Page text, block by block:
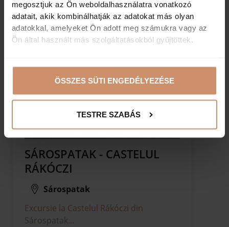
megosztjuk az Ön weboldalhasználatra vonatkozó
adatait, akik kombinálhatják az adatokat más olyan
adatokkal, amelyeket Ön adott meg számukra vagy az
Ön által használt más szolgáltatásokból gyűjtöttek.
ÖSSZES SÜTI ENGEDÉLYEZÉSE
TESTRE SZABÁS
SÁROSPATAK - CASTELUL
RÁKÓCZI
Sárospatak
Excursie la Castelul Rákóczi din
Sárospatak...